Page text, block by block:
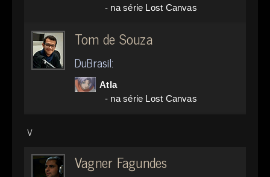
- na série Lost Canvas
Tom de Souza
DuBrasil:
Atla
- na série Lost Canvas
V
Vagner Fagundes